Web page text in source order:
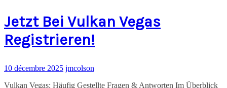
Jetzt Bei Vulkan Vegas
Registrieren!
10 décembre 2025 jmcolson
Vulkan Vegas: Häufig Gestellte Fragen & Antworten Im Überblick